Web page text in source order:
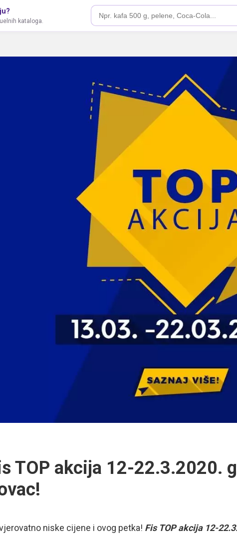
kataloga.
TOP akcija 12-22.3.2020.
niske cijene i ovog petka! Fis TOP akcija 12-